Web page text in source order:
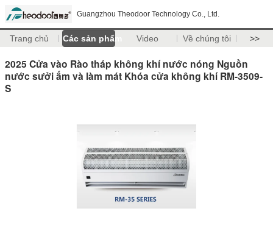
Guangzhou Theodoor Technology Co., Ltd.
Trang chủ Các sản phẩm Video Về chúng tôi >>
2025 Cửa vào Rào tháp không khí nước nóng Nguồn
nước sưởi ấm và làm mát Khóa cửa không khí RM-3509-
S